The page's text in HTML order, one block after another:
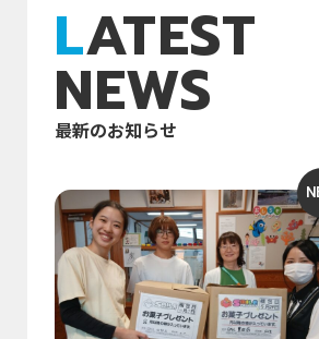
LATEST
NEWS
最新のお知らせ